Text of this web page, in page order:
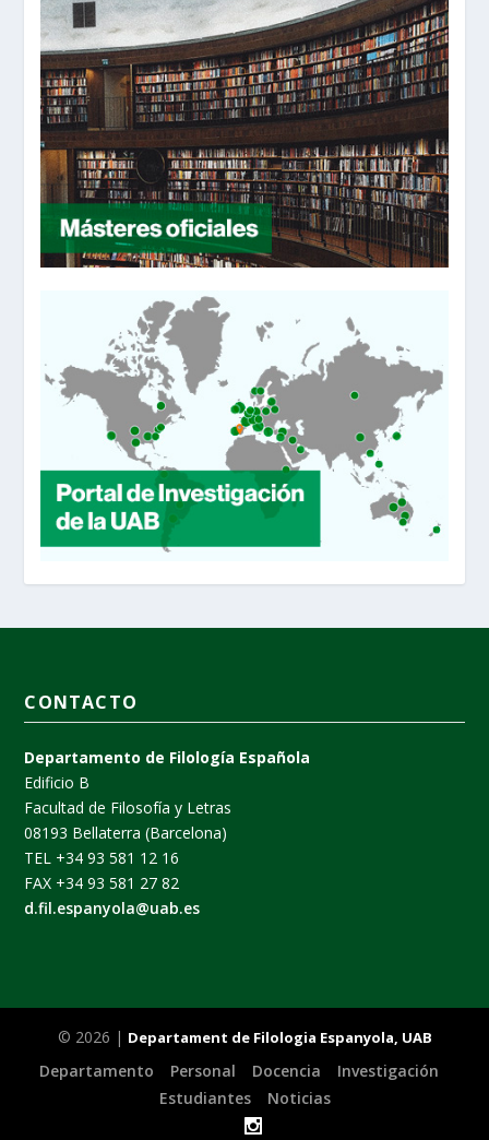
CONTACTO
Departamento de Filología Española
Edificio B
Facultad de Filosofía y Letras
08193 Bellaterra (Barcelona)
TEL +34 93 581 12 16
FAX +34 93 581 27 82
d.fil.espanyola@uab.es
© 2026 | Departament de Filologia Espanyola, UAB
Departamento Personal Docencia
Investigación
Estudiantes
Noticias